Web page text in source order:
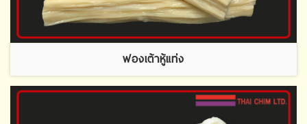
ฟองเต้าหู้แท่ง